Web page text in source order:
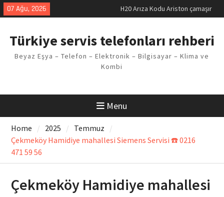
Skip
to
07 Ağu, 2026
LG kombi E2 Arızası Çözümü
Arçelik buzdolabı F5 Hatası
Vaillant çamaşır makinesi E03
Ferroli klima E3 Arızası Çözümü
Türkiye servis telefonları rehberi
Beyaz Eşya – Telefon – Elektronik – Bilgisayar – Klima ve
Kombi
Menu
Home 2025
Temmuz
Çekmeköy Hamidiye mahallesi Siemens Servisi ☎️ 0216
471 59 56
Çekmeköy Hamidiye mahallesi